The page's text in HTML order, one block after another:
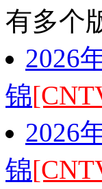
有多个
2026
锦
2026
锦